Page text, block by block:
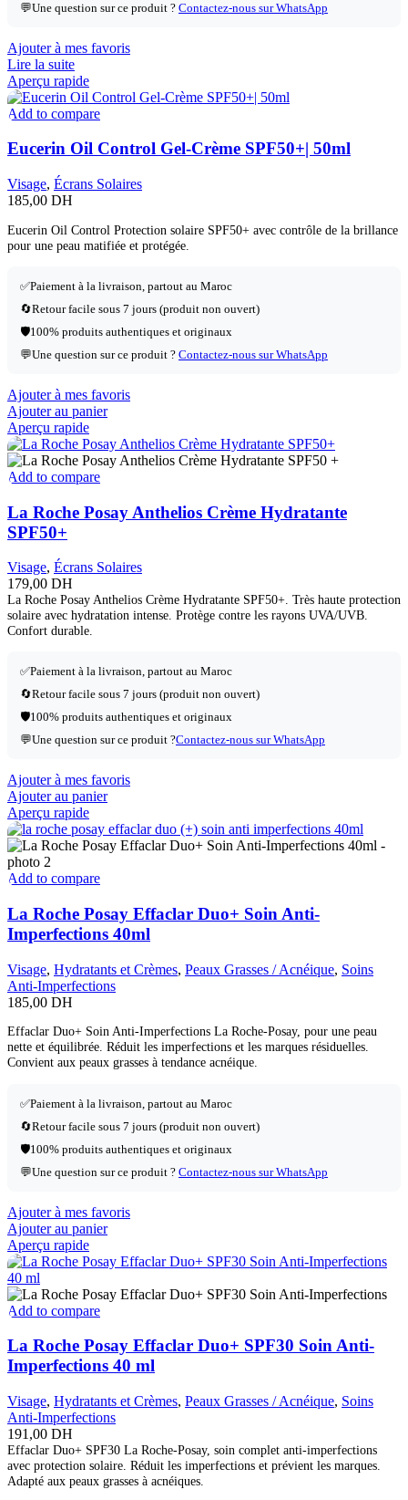
💬Une question sur ce produit ? Contactez-nous sur WhatsApp
Ajouter à mes favoris
Lire la suite
Aperçu rapide
Add to compare
Eucerin Oil Control Gel-Crème SPF50+| 50ml
Visage, Écrans Solaires
185,00 DH
Eucerin Oil Control Protection solaire SPF50+ avec contrôle de la brillance
pour une peau matifiée et protégée.
✅Paiement à la livraison, partout au Maroc
🔄Retour facile sous 7 jours (produit non ouvert)
🛡️100% produits authentiques et originaux
💬Une question sur ce produit ? Contactez-nous sur WhatsApp
Ajouter à mes favoris
Ajouter au panier
Aperçu rapide
Add to compare
La Roche Posay Anthelios Crème Hydratante
SPF50+
Visage, Écrans Solaires
179,00 DH
La Roche Posay Anthelios Crème Hydratante SPF50+. Très haute protection
solaire avec hydratation intense. Protège contre les rayons UVA/UVB.
Confort durable.
✅Paiement à la livraison, partout au Maroc
🔄Retour facile sous 7 jours (produit non ouvert)
🛡️100% produits authentiques et originaux
💬Une question sur ce produit ?Contactez-nous sur WhatsApp
Ajouter à mes favoris
Ajouter au panier
Aperçu rapide
Add to compare
La Roche Posay Effaclar Duo+ Soin Anti-
Imperfections 40ml
Visage, Hydratants et Crèmes, Peaux Grasses / Acnéique, Soins
Anti-Imperfections
185,00 DH
Effaclar Duo+ Soin Anti-Imperfections La Roche-Posay, pour une peau
nette et équilibrée. Réduit les imperfections et les marques résiduelles.
Convient aux peaux grasses à tendance acnéique.
✅Paiement à la livraison, partout au Maroc
🔄Retour facile sous 7 jours (produit non ouvert)
🛡️100% produits authentiques et originaux
💬Une question sur ce produit ? Contactez-nous sur WhatsApp
Ajouter à mes favoris
Ajouter au panier
Aperçu rapide
Add to compare
La Roche Posay Effaclar Duo+ SPF30 Soin Anti-
Imperfections 40 ml
Visage, Hydratants et Crèmes, Peaux Grasses / Acnéique, Soins
Anti-Imperfections
191,00 DH
Effaclar Duo+ SPF30 La Roche-Posay, soin complet anti-imperfections
avec protection solaire. Réduit les imperfections et prévient les marques.
Adapté aux peaux grasses à acnéiques.